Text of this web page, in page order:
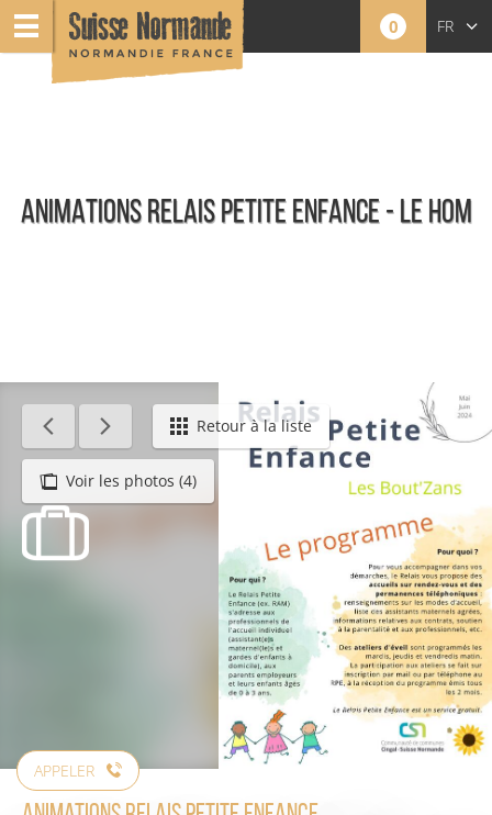
0 FR
ANIMATIONS RELAIS PETITE ENFANCE - LE HOM
Événements Retour à la liste
Voir les photos (4)
APPELER